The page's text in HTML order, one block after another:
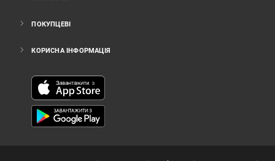
ПОКУПЦЕВІ
КОРИСНА ІНФОРМАЦІЯ